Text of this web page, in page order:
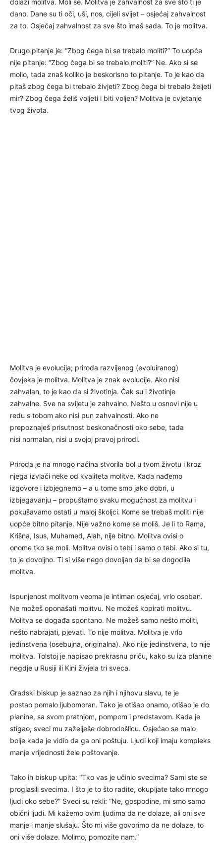
dolazi molitva. Moli se. Molitva je zahvalnost za sve što ti je
dano. Dane su ti oči, uši, nos, cijeli svijet – osjećaj zahvalnost
za to. Osjećaj zahvalnost za sve što imaš sada. To je molitva.
Drugo pitanje je: “Zbog čega bi se trebalo moliti?” To uopće
nije pitanje: “Zbog čega bi se trebalo moliti?” Ne. Ako si se
molio, tada znaš koliko je beskorisno to pitanje. To je kao da
pitaš zbog čega bi trebalo živjeti? Zbog čega bi trebalo željeti
mir? Zbog čega želiš voljeti i biti voljen? Molitva je cvjetanje
tvog života.
Molitva je evolucija; priroda razvijenog (evoluiranog)
čovjeka je molitva. Molitva je znak evolucije. Ako nisi
zahvalan, to je kao da si životinja. Čak su i životinje
zahvalne. Sve na svijetu je zahvalno. Nešto u osnovi nije u
redu s tobom ako nisi pun zahvalnosti. Ako ne
prepoznaješ prisutnost beskonačnosti oko sebe, tada
nisi normalan, nisi u svojoj pravoj prirodi.
Priroda je na mnogo načina stvorila bol u tvom životu i kroz
njega izvlači neke od kvaliteta molitve. Kada nađemo
izgovore i izbjegnemo – a u tome smo jako dobri, u
izbjegavanju – propuštamo svaku mogućnost za molitvu i
pokušavamo ostati u maloj školjci. Kome se trebaš moliti nije
uopće bitno pitanje. Nije važno kome se moliš. Je li to Rama,
Krišna, Isus, Muhamed, Alah, nije bitno. Molitva ovisi o
onome tko se moli. Molitva ovisi o tebi i samo o tebi. Ako si tu,
to je dovoljno. Ti si više nego dovoljan da bi se dogodila
molitva.
Ispunjenost molitvom veoma je intiman osjećaj, vrlo osoban.
Ne možeš oponašati molitvu. Ne možeš kopirati molitvu.
Molitva se događa spontano. Ne možeš samo nešto moliti,
nešto nabrajati, pjevati. To nije molitva. Molitva je vrlo
jedinstvena (osebujna, originalna). Ako nije jedinstvena, to nije
molitva. Tolstoj je napisao prekrasnu priču, kako su iza planine
negdje u Rusiji ili Kini živjela tri sveca.
Gradski biskup je saznao za njih i njihovu slavu, te je
postao pomalo ljubomoran. Tako je otišao onamo, otišao je do
planine, sa svom pratnjom, pompom i predstavom. Kada je
stigao, sveci mu zaželješe dobrodošlicu. Osjećao se malo
bolje kada je vidio da ga oni poštuju. Ljudi koji imaju kompleks
manje vrijednosti žele poštovanje.
Tako ih biskup upita: “Tko vas je učinio svecima? Sami ste se
proglasili svecima. I što je to što radite, okupljate tako mnogo
ljudi oko sebe?” Sveci su rekli: “Ne, gospodine, mi smo samo
obični ljudi. Mi kažemo ovim ljudima da ne dolaze, ali oni sve
manje i manje slušaju. Što mi više govorimo da ne dolaze, to
oni više dolaze. Molimo, pomozite nam.”